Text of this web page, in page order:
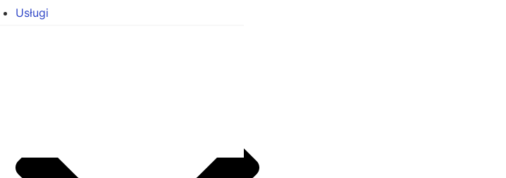
Usługi